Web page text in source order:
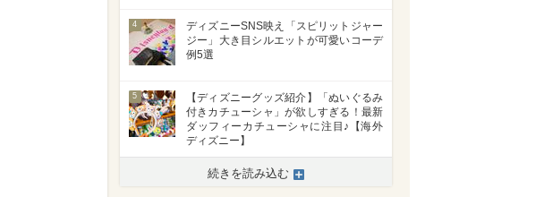
4
ディズニーSNS映え「スピリットジャー
ジー」大き目シルエットが可愛いコーデ
例5選
5
【ディズニーグッズ紹介】「ぬいぐるみ
付きカチューシャ」が欲しすぎる！最新
ダッフィーカチューシャに注目♪【海外
ディズニー】
続きを読み込む